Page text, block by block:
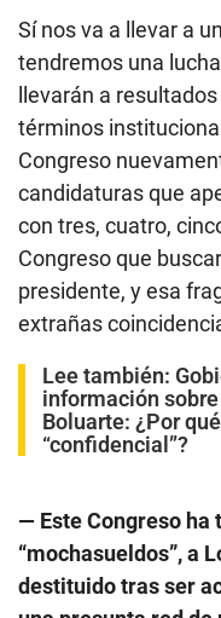
Sí nos va a llevar a
tendremos una
llevarán a
términos
Congreso
candidaturas que
con tres, cuatro,
Congreso que
presidente, y esa
extrañas
Lee también:
información
Boluarte: ¿Por
“confidencial”?
— Este Congreso ha
“mochasueldos”, a
destituido tras ser